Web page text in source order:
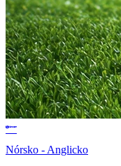
Nórsko - Anglicko